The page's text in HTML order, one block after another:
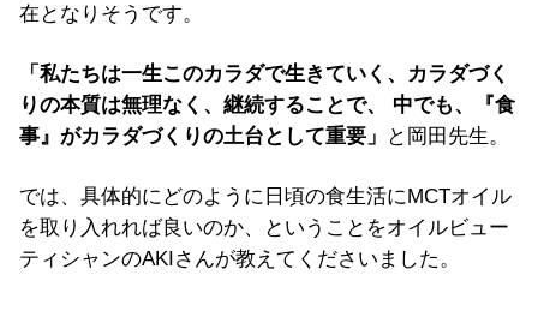
在となりそうです。
「私たちは一生このカラダで生きていく、カラダづく
りの本質は無理なく、継続することで、 中でも、『食
事』がカラダづくりの土台として重要」
と岡田先生。
では、具体的にどのように日頃の食生活にMCTオイル
を取り入れれば良いのか、ということをオイルビュー
ティシャンのAKIさんが教えてくださいました。